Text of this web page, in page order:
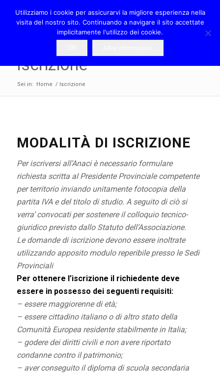
Iscrizione
Sei in: Home / Iscrizione
MODALITÀ DI ISCRIZIONE
Per iscriversi all’Anaci è necessario formulare
richiesta scritta al Presidente Provinciale competente
per territorio inviando unitamente fotocopia della
partita IVA e del titolo di studio. A seguito di ciò si
verra’ convocati per sostenere il colloquio tecnico-
giuridico previsto dallo Statuto dell’Associazione.
Le domande di iscrizione devono essere inoltrate
utilizzando apposito modulo reperibile presso le Sedi
Provinciali
Per ottenere l’iscrizione il richiedente deve
essere in possesso dei seguenti requisiti:
– essere maggiorenne di età;
– essere cittadino italiano o di altro stato della
Comunità Europea residente stabilmente in Italia;
– godere dei diritti civili e non avere riportato
condanne contro il patrimonio;
– aver conseguito il diploma di scuola secondaria
Utilizziamo i cookie per assicurarvi la migliore esperienza nella
visita del nostro sito. Continuando a navigare il sito accettate
implicitamente l'utilizzo dei cookie.